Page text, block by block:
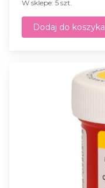
W sklepe: 5 szt.
Dodaj do koszyka